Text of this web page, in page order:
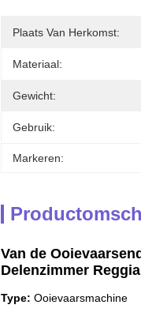
Plaats Van Herkomst:
Materiaal:
Gewicht:
Gebruik:
Markeren:
Van de
Delenzimmer
Type: Ooievaarsmachine